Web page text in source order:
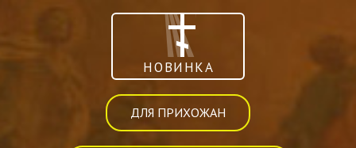
НОВИНКА
ДЛЯ ПРИХОЖАН